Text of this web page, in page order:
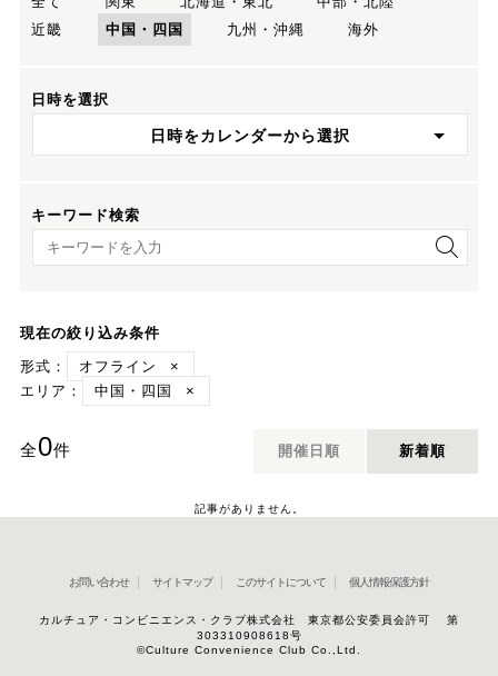
近畿
中国・四国 九州・沖縄 海外
日時を選択
日時をカレンダーから選択
キーワード検索
キーワード検索
現在の絞り込み条件
形式：
オフライン
×
エリア：
中国・四国 ×
全0件 開催日順 新着順
記事がありません。
お問い合わせ サイトマップ このサイトについて 個人情報保護方針
カルチュア・コンビニエンス・クラブ株式会社 東京都公安委員会許可 第
303310908618号
©Culture Convenience Club Co.,Ltd.